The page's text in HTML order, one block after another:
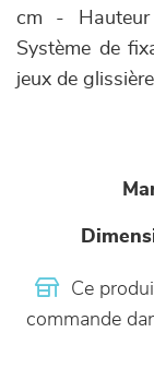
cm - Hauteur
Système de
jeux de
Ce
commande